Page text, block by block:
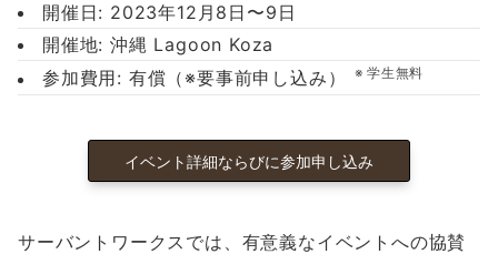
開催日: 2023年12月8日〜9日
開催地: 沖縄 Lagoon Koza
参加費用: 有償（※要事前申し込み）
学生無料
イベント詳細ならびに参加申し込み
サーバントワークスでは、有意義なイベントへの協賛